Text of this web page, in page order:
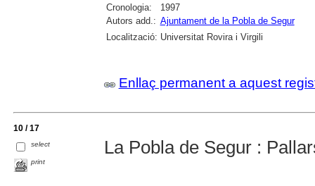
Cronologia:
1997
Autors add.: Ajuntament de la Pobla de Segur
Localització: Universitat Rovira i Virgili
Enllaç permanent a aquest
10 / 17
select
print
La Pobla de Segur :